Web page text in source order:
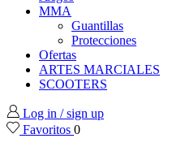
MMA
Guantillas
Protecciones
Ofertas
ARTES MARCIALES
SCOOTERS
Log in / sign up
Favoritos 0